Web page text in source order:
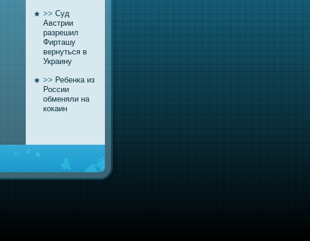
>> Суд
Австрии
разрешил
Фирташу
вернуться в
Украину
>> Ребенка из
России
обменяли нa
кокаин